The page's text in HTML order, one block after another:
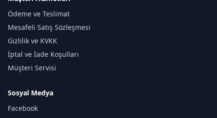
Ödeme ve Teslimat
Mesafeli Satış Sözleşmesi
Gizlilik ve KVKK
İptal ve İade Koşulları
Müşteri Servisi
Sosyal Medya
Facebook